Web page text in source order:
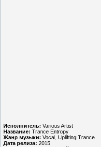
Исполнитель: Various Artist
Название: Trance Entropy
Жанр музыки: Vocal, Uplifting Trance
Дата релиза: 2015